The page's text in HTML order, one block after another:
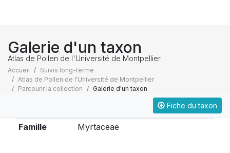
Galerie d'un taxon
Atlas de Pollen de l'Université de Montpellier
Accueil
Suivis long-terme
Atlas de Pollen de l'Université de Montpellier
Parcourir la collection
Galerie d'un taxon
Fiche du taxon
Famille Myrtaceae